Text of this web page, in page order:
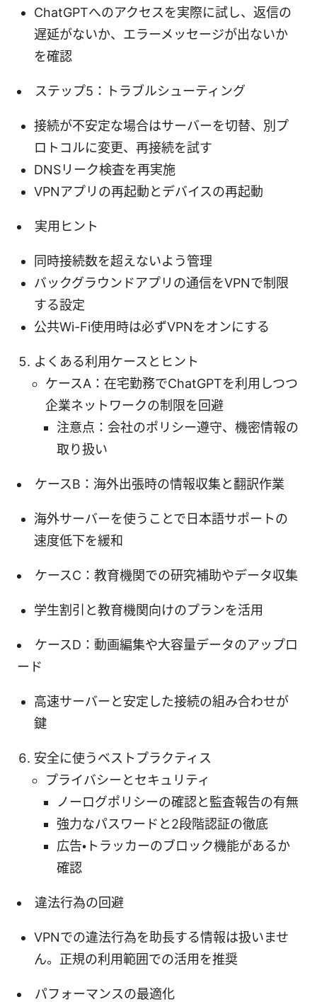
ChatGPTへのアクセスを実際に試し、返信の
遅延がないか、エラーメッセージが出ないか
を確認
ステップ5：トラブルシューティング
接続が不安定な場合はサーバーを切替、別プ
ロトコルに変更、再接続を試す
DNSリーク検査を再実施
VPNアプリの再起動とデバイスの再起動
実用ヒント
同時接続数を超えないよう管理
バックグラウンドアプリの通信をVPNで制限
する設定
公共Wi-Fi使用時は必ずVPNをオンにする
よくある利用ケースとヒント
ケースA：在宅勤務でChatGPTを利用しつつ
企業ネットワークの制限を回避
注意点：会社のポリシー遵守、機密情報の
取り扱い
ケースB：海外出張時の情報収集と翻訳作業
海外サーバーを使うことで日本語サポートの
速度低下を緩和
ケースC：教育機関での研究補助やデータ収集
学生割引と教育機関向けのプランを活用
ケースD：動画編集や大容量データのアップロ
ード
高速サーバーと安定した接続の組み合わせが
鍵
安全に使うベストプラクティス
プライバシーとセキュリティ
ノーログポリシーの確認と監査報告の有無
強力なパスワードと2段階認証の徹底
広告・トラッカーのブロック機能があるか
確認
違法行為の回避
VPNでの違法行為を助長する情報は扱いませ
ん。正規の利用範囲での活用を推奨
パフォーマンスの最適化